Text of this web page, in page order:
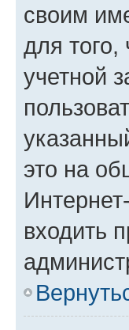
своим
для того,
учетной
это на
входить